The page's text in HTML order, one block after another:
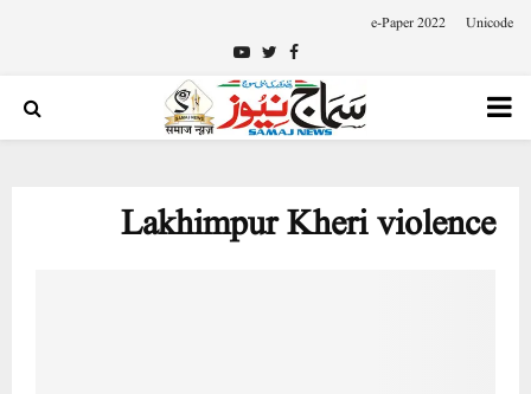
Unicode
e-Paper 2022
Facebook
Twitter
Youtube
PRIMARY
Lakhimpur Kheri violence